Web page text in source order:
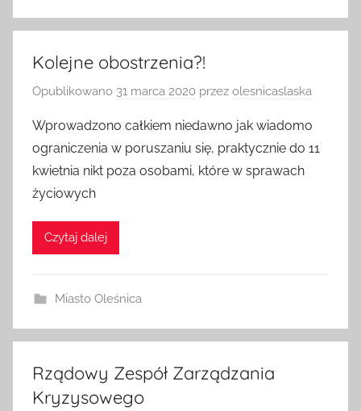
Kolejne obostrzenia?!
Opublikowano 31 marca 2020 przez olesnicaslaska
Wprowadzono całkiem niedawno jak wiadomo
ograniczenia w poruszaniu się, praktycznie do 11
kwietnia nikt poza osobami, które w sprawach
życiowych
Czytaj dalej
Miasto Oleśnica
Rządowy Zespół Zarządzania
Kryzysowego